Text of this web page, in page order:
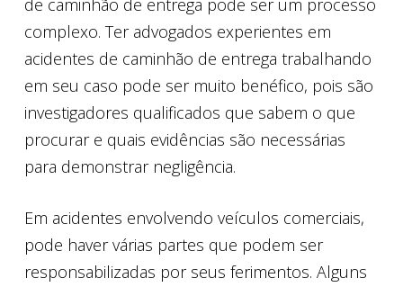
de caminhão de entrega pode ser um processo
complexo. Ter advogados experientes em
acidentes de caminhão de entrega trabalhando
em seu caso pode ser muito benéfico, pois são
investigadores qualificados que sabem o que
procurar e quais evidências são necessárias
para demonstrar negligência.
Em acidentes envolvendo veículos comerciais,
pode haver várias partes que podem ser
responsabilizadas por seus ferimentos. Alguns